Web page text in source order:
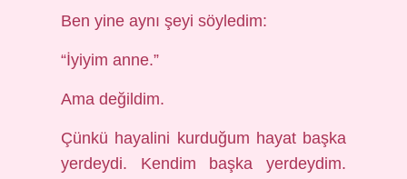
Ben yine aynı şeyi söyledim:
“İyiyim anne.”
Ama değildim.
Çünkü hayalini kurduğum hayat başka
yerdeydi. Kendim başka yerdeydim.